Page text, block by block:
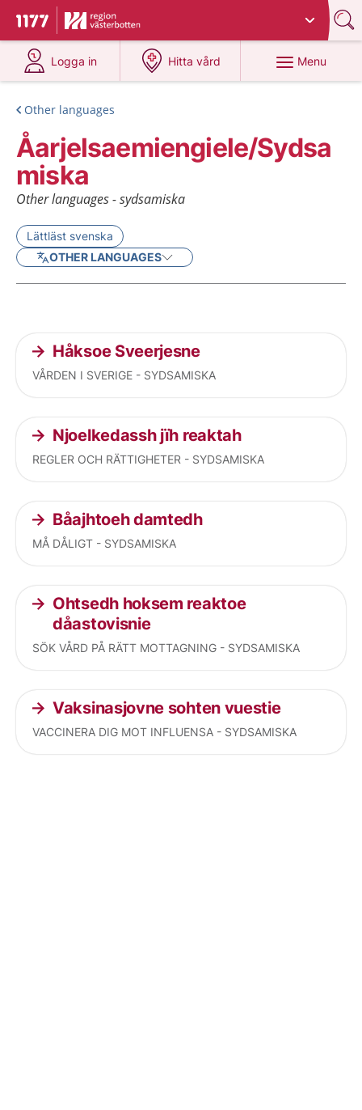
To start page for 1177
Du har valt region
Logga in
at 1177.se
Hitta vård
at 1177.se
Menu
Other languages
Åarjelsaemiengiele/Sydsa
miska
Other languages - sydsamiska
Lättläst svenska
OTHER LANGUAGES
Current articles
Håksoe Sveerjesne
VÅRDEN I SVERIGE - SYDSAMISKA
Njoelkedassh jïh reaktah
REGLER OCH RÄTTIGHETER - SYDSAMISKA
Båajhtoeh damtedh
MÅ DÅLIGT - SYDSAMISKA
Ohtsedh hoksem reaktoe
dåastovisnie
SÖK VÅRD PÅ RÄTT MOTTAGNING - SYDSAMISKA
Vaksinasjovne sohten vuestie
VACCINERA DIG MOT INFLUENSA - SYDSAMISKA